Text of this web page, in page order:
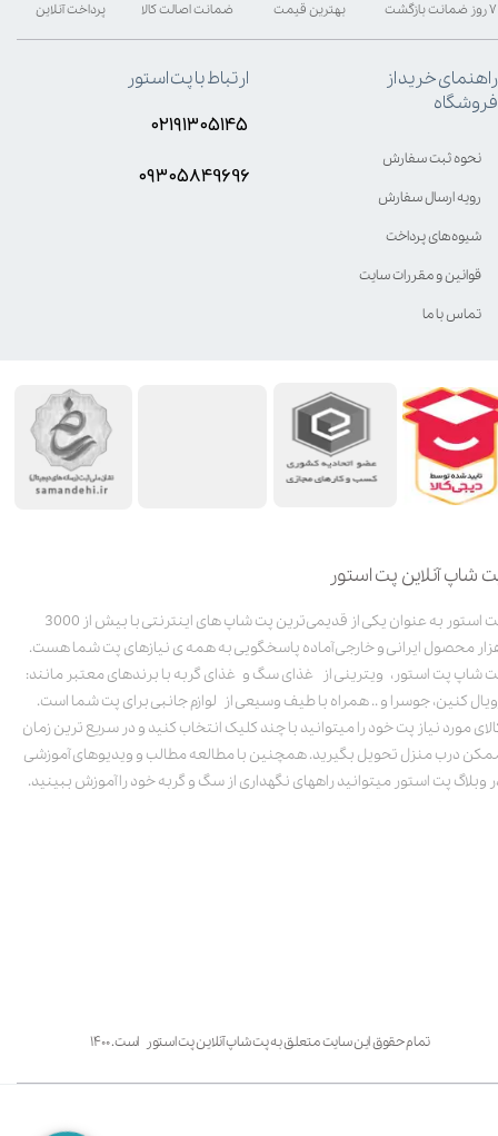
شاپ آنلاین پت استور
پت استور به عنوان یکی از قدیمی‌ترین پت شاپ های اینترنتی با بیش از 3000
محصول ایرانی و خارجی آماده پاسخگویی به همه ی نیازهای پت شما هست.
شاپ پت استور، ویترینی از غذای سگ و غذای گربه با برندهای معتبر مانند:
کنین، جوسرا و .. همراه با طیف وسیعی از لوازم جانبی برای پت شما است.
مورد نیاز پت خود را میتوانید با چند کلیک انتخاب کنید و در سریع ترین زمان
درب منزل تحویل بگیرید. همچنین با مطالعه مطالب و ویدیوهای آموزشی
وبلاگ پت استور میتوانید راههای نگهداری از سگ و گربه خود را آموزش ببینید.
تمام حقوق این سایت متعلق به پت شاپ آنلاین پت استور است. ۱۴۰۰
بهترین قیمت پرداخت آنلاین ۷ روز ضمانت بازگشت ضمانت اصالت کالا
راهنمای خرید از
فروشگاه
نحوه ثبت سفارش
رویه ارسال سفارش
شیوه‌های پرداخت
قوانین و مقررات سایت
تماس با ما
ارتباط با پت استور
۰۲۱۹۱۳۰۵۱۴۵
۰۹۳۰۵8۴9696